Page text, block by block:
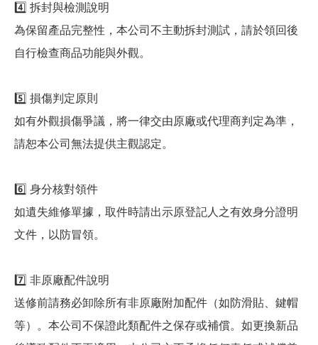
4️⃣ 拆封與檢測說明
為保留產品完整性，本公司不主動拆封測試，請於領回後
自行檢查商品功能與外觀。
5️⃣ 損傷判定原則
如有外觀損傷爭議，將一律交由原廠或代理商判定為準，
請恕本公司無法提供主觀認定。
6️⃣ 身分核對領件
如遺失維修單據，取件時請出示原登記人之有效身分證明
文件，以防冒領。
7️⃣ 非原廠配件說明
送修前請務必卸除所有非原廠附加配件（如防滑貼、鍵帽
等）。本公司不保證此類配件之保存或補償。如更換新品